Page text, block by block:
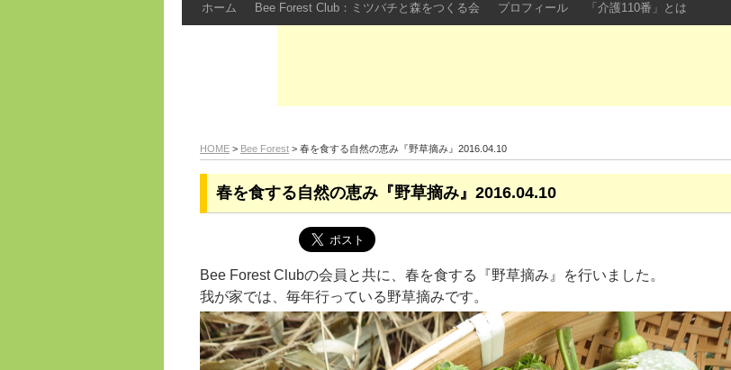
ホーム Bee Forest Club：ミツバチと森をつくる会 プロフィール 「介護110番」とは
HOME > Bee Forest > 春を食する自然の恵み『野草摘み』2016.04.10
春を食する自然の恵み『野草摘み』2016.04.10
Bee Forest Clubの会員と共に、春を食する『野草摘み』を行いました。
我が家では、毎年行っている野草摘みです。